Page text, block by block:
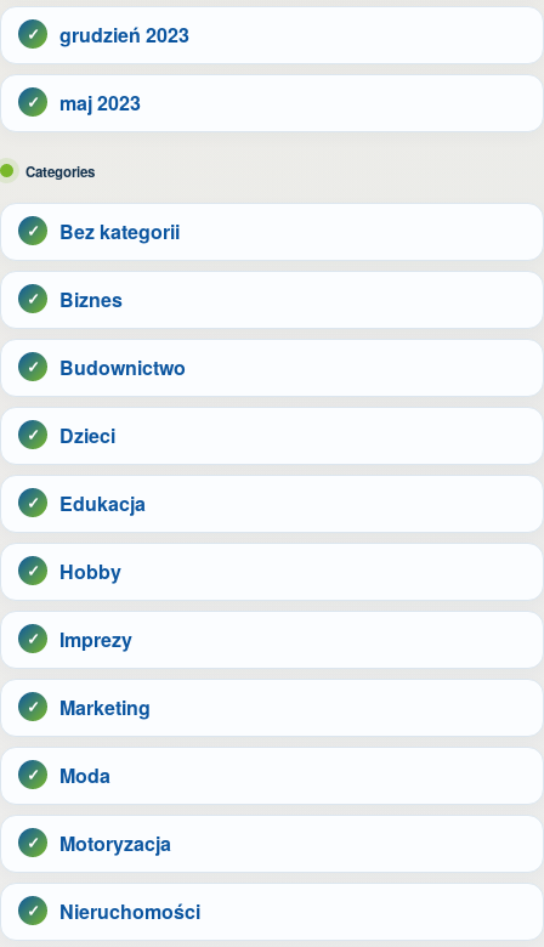
grudzień 2023
maj 2023
Categories
Bez kategorii
Biznes
Budownictwo
Dzieci
Edukacja
Hobby
Imprezy
Marketing
Moda
Motoryzacja
Nieruchomości